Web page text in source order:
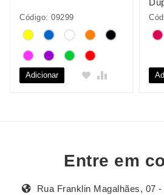
Código: 09299
Adicionar
Entre em
Rua Franklin Magalhães, 07